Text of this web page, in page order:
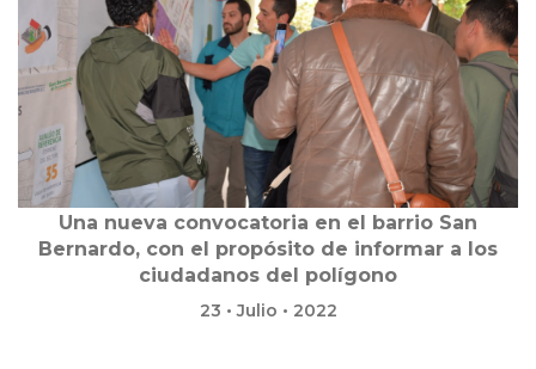
Una nueva convocatoria en el barrio San
Bernardo, con el propósito de informar a los
ciudadanos del polígono
23 • Julio • 2022